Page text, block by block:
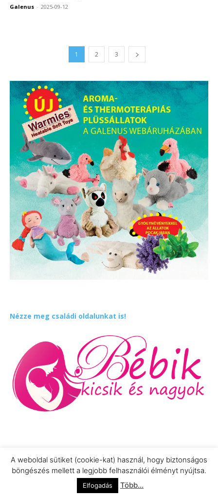
Galenus - 2025-09-12
1 2 3
Nézze meg családi oldalunkat is!
Impresszum Adatkezelési Információ
© Newspaper WordPress Theme by TagDiv
A weboldal sütiket (cookie-kat) használ, hogy biztonságos
böngészés mellett a legjobb felhasználói élményt nyújtsa.
Elfogadás Több...